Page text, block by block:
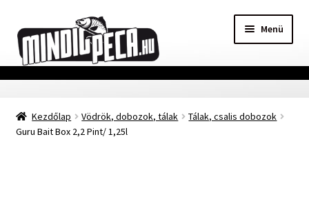
a
navigációhoz
a
tartalomba
Menü
Főoldal
Adatvédelmi nyilatkozat
Kezdőlap Vödrök, dobozok, tálak
Tálak, csalis dobozok
Guru Bait Box 2,2 Pint/ 1,25l